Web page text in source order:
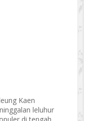
Kaen
leluhur